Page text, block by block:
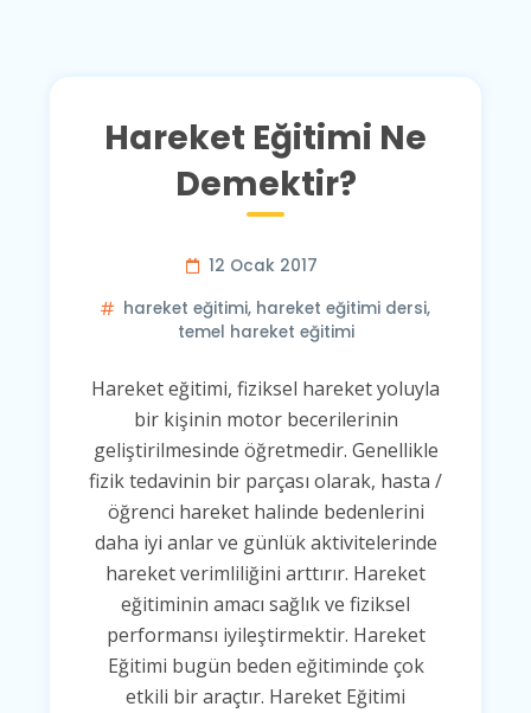
Hareket Eğitimi Ne
Demektir?
12 Ocak 2017
hareket eğitimi, hareket eğitimi dersi,
temel hareket eğitimi
Hareket eğitimi, fiziksel hareket yoluyla
bir kişinin motor becerilerinin
geliştirilmesinde öğretmedir. Genellikle
fizik tedavinin bir parçası olarak, hasta /
öğrenci hareket halinde bedenlerini
daha iyi anlar ve günlük aktivitelerinde
hareket verimliliğini arttırır. Hareket
eğitiminin amacı sağlık ve fiziksel
performansı iyileştirmektir. Hareket
Eğitimi bugün beden eğitiminde çok
etkili bir araçtır. Hareket Eğitimi